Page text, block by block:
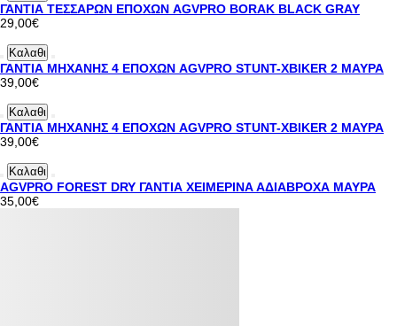
ΓΑΝΤΙΑ ΤΕΣΣΑΡΩΝ ΕΠΟΧΩΝ AGVPRO BORAK BLACK GRAY
29,00€
Καλαθι
ΓΑΝΤΙΑ ΜΗΧΑΝΗΣ 4 ΕΠΟΧΩΝ AGVPRO STUNT-XBIKER 2 ΜΑΥΡΑ
39,00€
Καλαθι
ΓΑΝΤΙΑ ΜΗΧΑΝΗΣ 4 ΕΠΟΧΩΝ AGVPRO STUNT-XBIKER 2 ΜΑΥΡΑ
39,00€
Καλαθι
AGVPRO FOREST DRY ΓΑΝΤΙΑ ΧΕΙΜΕΡΙΝΑ ΑΔΙΑΒΡΟΧΑ ΜΑΥΡΑ
35,00€